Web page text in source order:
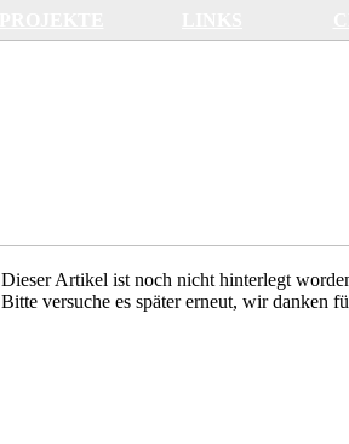
Dieser Artikel ist noch nicht hinterlegt
Bitte versuche es später erneut, wir danken